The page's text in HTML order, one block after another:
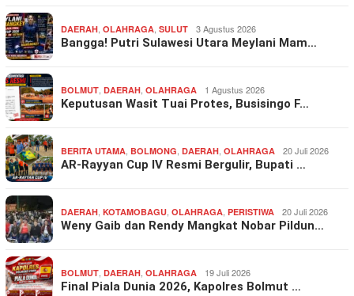
DAERAH OLAHRAGA SULUT 3 Agustus 2026
Bangga! Putri Sulawesi Utara Meylani Mam…
BOLMUT DAERAH OLAHRAGA 1 Agustus 2026
Keputusan Wasit Tuai Protes, Busisingo F…
BERITA UTAMA BOLMONG DAERAH OLAHRAGA 20 Juli 2026
AR-Rayyan Cup IV Resmi Bergulir, Bupati …
DAERAH KOTAMOBAGU OLAHRAGA PERISTIWA 20 Juli 2026
Weny Gaib dan Rendy Mangkat Nobar Pildun…
BOLMUT DAERAH OLAHRAGA 19 Juli 2026
Final Piala Dunia 2026, Kapolres Bolmut …